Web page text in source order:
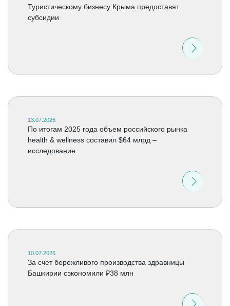
Туристическому бизнесу Крыма предоставят
субсидии
13.07.2026
По итогам 2025 года объем российского рынка
health & wellness составил $64 млрд –
исследование
10.07.2026
За счет бережливого производства здравницы
Башкирии сэкономили ₽38 млн